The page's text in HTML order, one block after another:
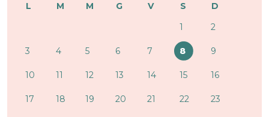
L M M G V S
D
1
2
3 4 5 6 7 8 9
10 11 12 13 14 15 16
17 18 19 20 21 22 23